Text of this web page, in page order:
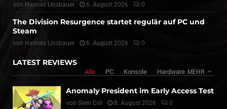
von Hannes Linsbauer 6. August 2026 0
The Division Resurgence startet regulär auf PC und
Steam
von Hannes Linsbauer 6. August 2026 0
LATEST REVIEWS
Alle PC Konsole Hardware MEHR
Anomaly President im Early Access Test
von Sven Evil 8. August 2026 0